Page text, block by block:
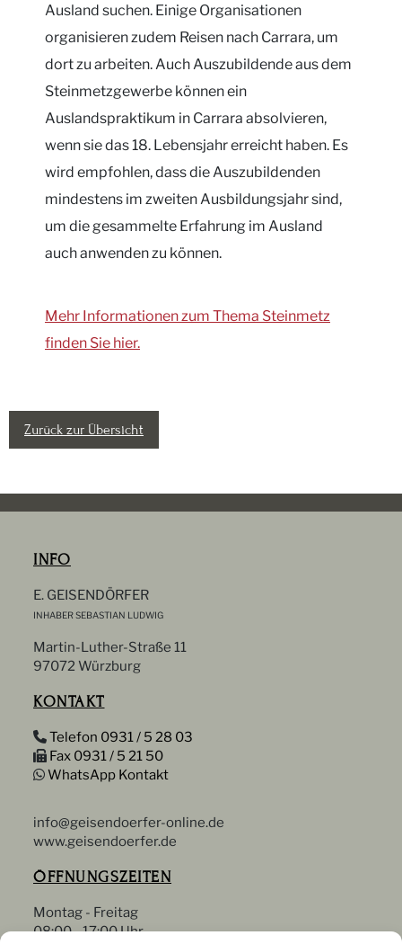
Zurück zur Übersicht
Ausland suchen. Einige Organisationen
organisieren zudem Reisen nach Carrara, um
dort zu arbeiten. Auch Auszubildende aus dem
Steinmetzgewerbe können ein
Auslandspraktikum in Carrara absolvieren,
wenn sie das 18. Lebensjahr erreicht haben. Es
wird empfohlen, dass die Auszubildenden
mindestens im zweiten Ausbildungsjahr sind,
um die gesammelte Erfahrung im Ausland
auch anwenden zu können.
Mehr Informationen zum Thema Steinmetz
finden Sie hier.
INFO
E. GEISENDÖRFER
INHABER SEBASTIAN LUDWIG
Martin-Luther-Straße 11
97072 Würzburg
KONTAKT
Telefon 0931 / 5 28 03
Fax 0931 / 5 21 50
WhatsApp Kontakt
info@geisendoerfer-online.de
www.geisendoerfer.de
ÖFFNUNGSZEITEN
Montag - Freitag
08:00 - 17:00 Uhr